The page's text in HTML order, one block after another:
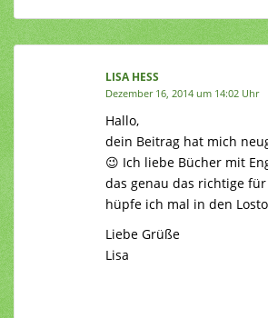
LISA HESS
Dezember 16, 2014 um 14:02 Uhr
Hallo,
dein Beitrag hat mich
😉 Ich liebe Bücher mit
das genau das richtige
hüpfe ich mal in den
Liebe Grüße
Lisa